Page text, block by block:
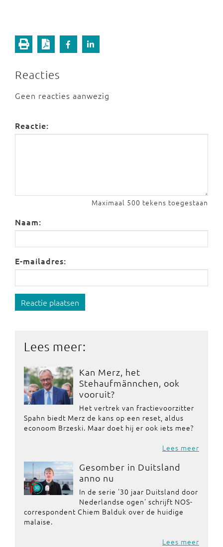
Reacties
Geen reacties aanwezig
Reactie:
Maximaal 500 tekens toegestaan
Naam:
E-mailadres:
Reactie plaatsen
Lees meer:
Kan Merz, het
Stehaufmännchen, ook
vooruit?
Het vertrek van fractievoorzitter
Spahn biedt Merz de kans op een reset, aldus
econoom Brzeski. Maar doet hij er ook iets mee?
Lees meer
Gesomber in Duitsland
anno nu
In de serie '30 jaar Duitsland door
Nederlandse ogen' schrijft NOS-
correspondent Chiem Balduk over de huidige
malaise.
Lees meer